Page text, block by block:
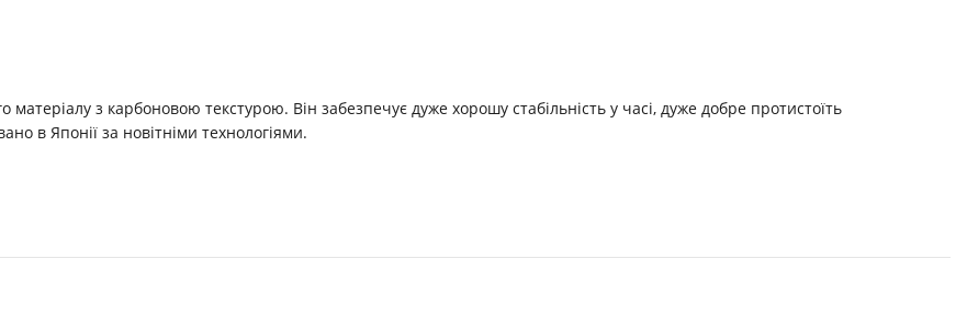
матеріалу з карбоновою текстурою. Він забезпечує дуже хорошу стабільність у часі, дуже добре протистоїть
в Японії за новітніми технологіями.